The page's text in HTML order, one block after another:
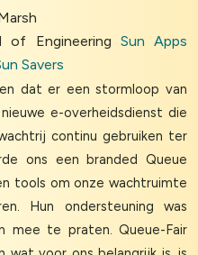
of Engineering Sun Apps
Savers
dat er een stormloop van
e-overheidsdienst die
continu gebruiken ter
ons een branded Queue
tools om onze wachtruimte
Hun ondersteuning was
mee te praten. Queue-Fair
to provide content
You can accept all
to manage